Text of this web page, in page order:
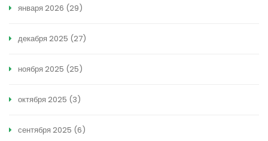
января 2026 (29)
декабря 2025 (27)
ноября 2025 (25)
октября 2025 (3)
сентября 2025 (6)